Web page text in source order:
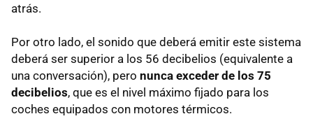
atrás.
Por otro lado, el sonido que deberá emitir este sistema
deberá ser superior a los 56 decibelios (equivalente a
una conversación), pero nunca exceder de los 75
decibelios, que es el nivel máximo fijado para los
coches equipados con motores térmicos.